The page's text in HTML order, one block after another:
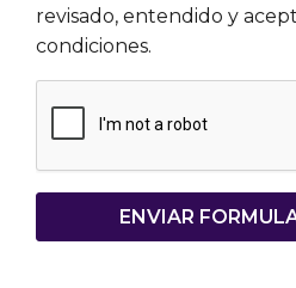
revisado, entendido y
condiciones.
ENVIAR